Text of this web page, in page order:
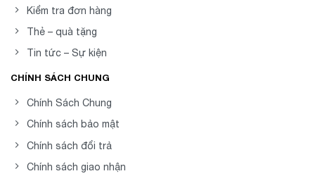
Kiểm tra đơn hàng
Thẻ – quà tặng
Tin tức – Sự kiện
CHÍNH SÁCH CHUNG
Chính Sách Chung
Chính sách bảo mật
Chính sách đổi trả
Chính sách giao nhận